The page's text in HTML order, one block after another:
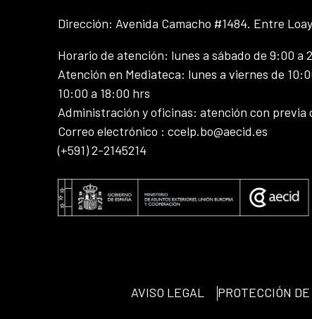
Dirección: Avenida Camacho #1484. Entre
Horario de atención: lunes a sábado de 9:00 a
Atención en Mediateca: lunes a viernes de
10:00 a 18:00 hrs
Administración y oficinas: atención con previa
Correo electrónico : ccelp.bo@aecid.es
(+591) 2-2145214
AVISO LEGAL PROTECCIÓN DE